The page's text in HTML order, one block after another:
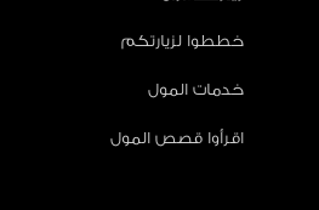
خططوا لزيارتكم
خدمات المول
اقرأوا قصص المول